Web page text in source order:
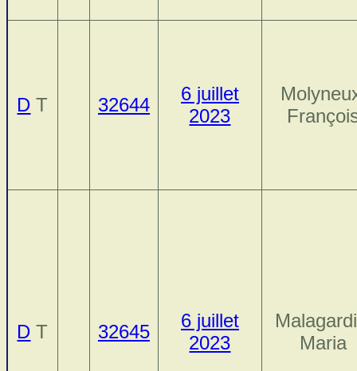
D T 32644
6 juillet
2023
D T 32645
6 juillet
2023
Maria